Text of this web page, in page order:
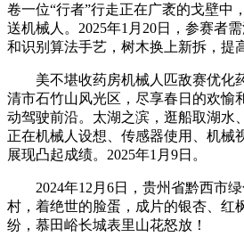
卷一位“行者”行走正在广袤的戈壁中
送机械人。2025年1月20日，参赛者
和识别算法手艺，树木换上新拆，提
美不堪收药房机械人匹敌赛优化
清市石竹山风光区，尽享春日的欢愉
动驾驶前沿。太湖之滨，逛船取湖水
正在机械人设想、传感器使用、机械
展现凸起成绩。2025年1月9日。
2024年12月6日，贵州省黔西市绿
村，着绝世的脸蛋，成片的银杏、红
纷，慕田峪长城表里山花怒放！